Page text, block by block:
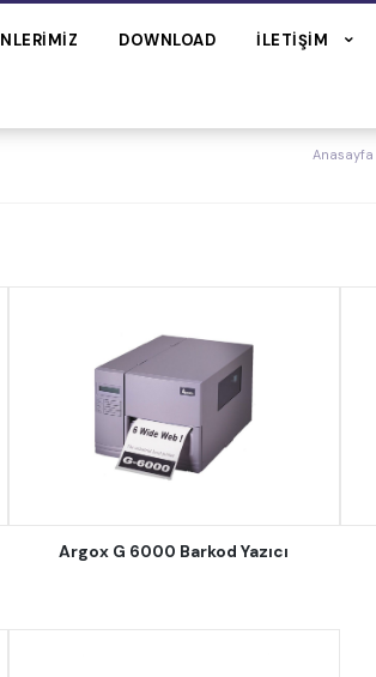
DOWNLOAD İLETIŞIM
Anasayfa
Argox G 6000 Barkod Yazıcı